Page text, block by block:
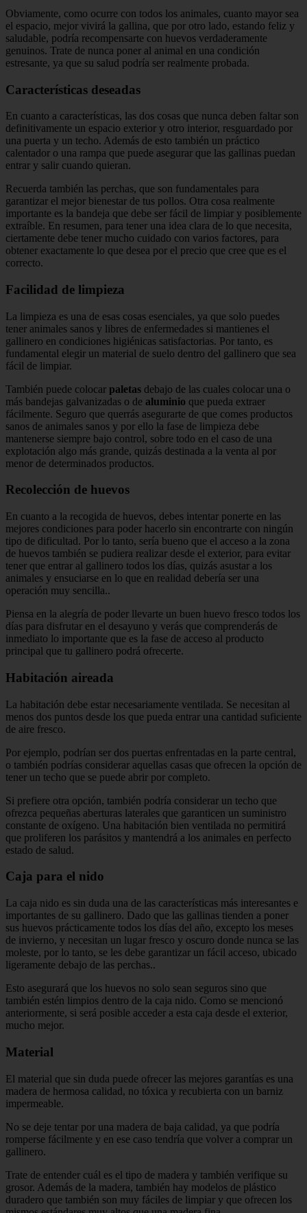
Obviamente, como ocurre con todos los animales, cuanto mayor sea
el espacio, mejor vivirá la gallina, que por otro lado, estando feliz y
saludable, podría recompensarte con huevos verdaderamente
genuinos. Trate de nunca poner al animal en una condición
estresante, ya que su salud podría ser realmente probada.
Características deseadas
En cuanto a características, las dos cosas que nunca deben faltar son
definitivamente un espacio exterior y otro interior, resguardado por
una puerta y un techo. Además de esto también un práctico
calentador o una rampa que puede asegurar que las gallinas puedan
entrar y salir cuando quieran.
Recuerda también las perchas, que son fundamentales para
garantizar el mejor bienestar de tus pollos. Otra cosa realmente
importante es la bandeja que debe ser fácil de limpiar y posiblemente
extraíble. En resumen, para tener una idea clara de lo que necesita,
ciertamente debe tener mucho cuidado con varios factores, para
obtener exactamente lo que desea por el precio que cree que es el
correcto.
Facilidad de limpieza
La limpieza es una de esas cosas esenciales, ya que solo puedes
tener animales sanos y libres de enfermedades si mantienes el
gallinero en condiciones higiénicas satisfactorias. Por tanto, es
fundamental elegir un material de suelo dentro del gallinero que sea
fácil de limpiar.
También puede colocar paletas debajo de las cuales colocar una o
más bandejas galvanizadas o de aluminio que pueda extraer
fácilmente. Seguro que querrás asegurarte de que comes productos
sanos de animales sanos y por ello la fase de limpieza debe
mantenerse siempre bajo control, sobre todo en el caso de una
explotación algo más grande, quizás destinada a la venta al por
menor de determinados productos.
Recolección de huevos
En cuanto a la recogida de huevos, debes intentar ponerte en las
mejores condiciones para poder hacerlo sin encontrarte con ningún
tipo de dificultad. Por lo tanto, sería bueno que el acceso a la zona
de huevos también se pudiera realizar desde el exterior, para evitar
tener que entrar al gallinero todos los días, quizás asustar a los
animales y ensuciarse en lo que en realidad debería ser una
operación muy sencilla..
Piensa en la alegría de poder llevarte un buen huevo fresco todos los
días para disfrutar en el desayuno y verás que comprenderás de
inmediato lo importante que es la fase de acceso al producto
principal que tu gallinero podrá ofrecerte.
Habitación aireada
La habitación debe estar necesariamente ventilada. Se necesitan al
menos dos puntos desde los que pueda entrar una cantidad suficiente
de aire fresco.
Por ejemplo, podrían ser dos puertas enfrentadas en la parte central,
o también podrías considerar aquellas casas que ofrecen la opción de
tener un techo que se puede abrir por completo.
Si prefiere otra opción, también podría considerar un techo que
ofrezca pequeñas aberturas laterales que garanticen un suministro
constante de oxígeno. Una habitación bien ventilada no permitirá
que proliferen los parásitos y mantendrá a los animales en perfecto
estado de salud.
Caja para el nido
La caja nido es sin duda una de las características más interesantes e
importantes de su gallinero. Dado que las gallinas tienden a poner
sus huevos prácticamente todos los días del año, excepto los meses
de invierno, y necesitan un lugar fresco y oscuro donde nunca se las
moleste, por lo tanto, se les debe garantizar un fácil acceso, ubicado
ligeramente debajo de las perchas..
Esto asegurará que los huevos no solo sean seguros sino que
también estén limpios dentro de la caja nido. Como se mencionó
anteriormente, si será posible acceder a esta caja desde el exterior,
mucho mejor.
Material
El material que sin duda puede ofrecer las mejores garantías es una
madera de hermosa calidad, no tóxica y recubierta con un barniz
impermeable.
No se deje tentar por una madera de baja calidad, ya que podría
romperse fácilmente y en ese caso tendría que volver a comprar un
gallinero.
Trate de entender cuál es el tipo de madera y también verifique su
grosor. Además de la madera, también hay modelos de plástico
duradero que también son muy fáciles de limpiar y que ofrecen los